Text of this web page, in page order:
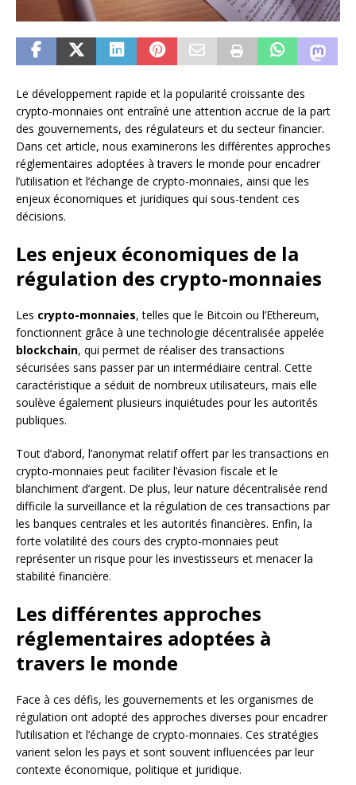
Le développement rapide et la popularité croissante des
crypto-monnaies ont entraîné une attention accrue de la part
des gouvernements, des régulateurs et du secteur financier.
Dans cet article, nous examinerons les différentes approches
réglementaires adoptées à travers le monde pour encadrer
l’utilisation et l’échange de crypto-monnaies, ainsi que les
enjeux économiques et juridiques qui sous-tendent ces
décisions.
Les enjeux économiques de la
régulation des crypto-monnaies
Les crypto-monnaies, telles que le Bitcoin ou l’Ethereum,
fonctionnent grâce à une technologie décentralisée appelée
blockchain, qui permet de réaliser des transactions
sécurisées sans passer par un intermédiaire central. Cette
caractéristique a séduit de nombreux utilisateurs, mais elle
soulève également plusieurs inquiétudes pour les autorités
publiques.
Tout d’abord, l’anonymat relatif offert par les transactions en
crypto-monnaies peut faciliter l’évasion fiscale et le
blanchiment d’argent. De plus, leur nature décentralisée rend
difficile la surveillance et la régulation de ces transactions par
les banques centrales et les autorités financières. Enfin, la
forte volatilité des cours des crypto-monnaies peut
représenter un risque pour les investisseurs et menacer la
stabilité financière.
Les différentes approches
réglementaires adoptées à
travers le monde
Face à ces défis, les gouvernements et les organismes de
régulation ont adopté des approches diverses pour encadrer
l’utilisation et l’échange de crypto-monnaies. Ces stratégies
varient selon les pays et sont souvent influencées par leur
contexte économique, politique et juridique.